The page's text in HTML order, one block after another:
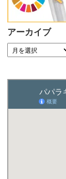
アーカイブ